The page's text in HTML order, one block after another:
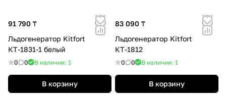
91 790 ₸
Льдогенератор Kitfort
КТ-1831-1 белый
0 0 В наличии: 1
В корзину
83 090 ₸
Льдогенератор Kitfort
КТ-1812
0 0 В наличии: 1
В корзину